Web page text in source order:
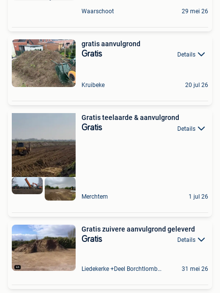
Waarschoot 29 mei 26
gratis aanvulgrond
Gratis Details
Kruibeke 20 jul 26
Gratis teelaarde & aanvulgrond
Gratis Details
Merchtem 1 jul 26
Gratis zuivere aanvulgrond geleverd
Gratis Details
Liedekerke +Deel Borchtlombeek 31 mei 26